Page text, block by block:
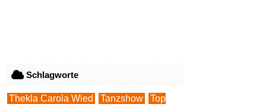
Schlagworte
Thekla Carola Wied Tanzshow
Top